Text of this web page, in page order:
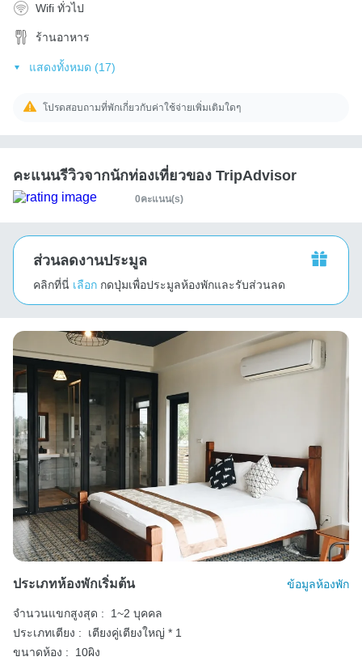
Wifi ทั่วไป
ร้านอาหาร
แสดงทั้งหมด (17)
โปรดสอบถามที่พักเกี่ยวกับค่าใช้จ่ายเพิ่มเติมใดๆ
คะแนนรีวิวจากนักท่องเที่ยวของ TripAdvisor
0คะแนน(s)
ส่วนลดงานประมูล
คลิกที่นี่ เลือก กดปุ่มเพื่อประมูลห้องพักและรับส่วนลด
ประเภทห้องพักเริ่มต้น ข้อมูลห้องพัก
จำนวนแขกสูงสุด :
1~2 บุคคล
ประเภทเตียง :
เตียงคู่เตียงใหญ่ * 1
ขนาดห้อง :
10ผิง